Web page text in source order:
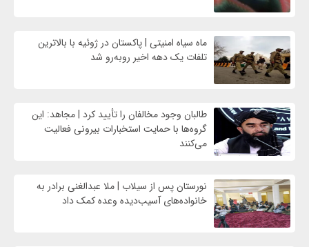
ماه سیاه امنیتی | پاکستان در ژوئیه با بالاترین
تلفات یک دهه اخیر روبه‌رو شد
طالبان وجود مخالفان را تأیید کرد | مجاهد: این
گروه‌ها با حمایت استخبارات بیرونی فعالیت
می‌کنند
نورستان پس از سیلاب | ملا عبدالغنی برادر به
خانواده‌های آسیب‌دیده وعده کمک داد